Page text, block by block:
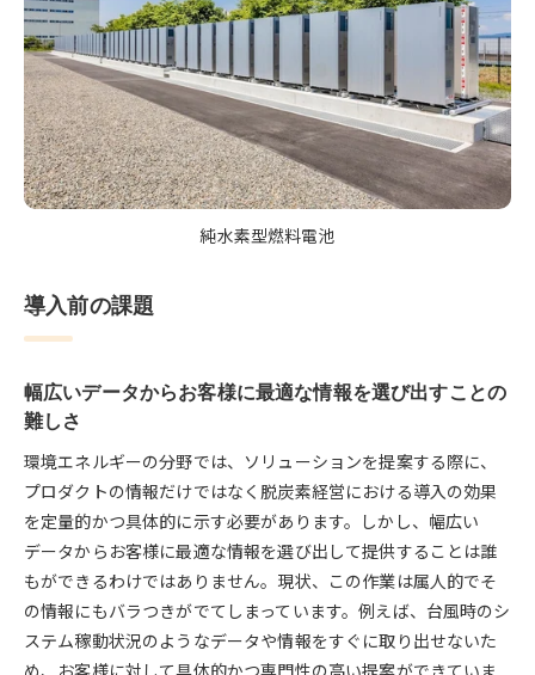
純水素型燃料電池
導入前の課題
幅広いデータからお客様に最適な情報を選び出すことの
難しさ
環境エネルギーの分野では、ソリューションを提案する際に、
プロダクトの情報だけではなく脱炭素経営における導入の効果
を定量的かつ具体的に示す必要があります。しかし、幅広い
データからお客様に最適な情報を選び出して提供することは誰
もができるわけではありません。現状、この作業は属人的でそ
の情報にもバラつきがでてしまっています。例えば、台風時のシ
ステム稼動状況のようなデータや情報をすぐに取り出せないた
め、お客様に対して具体的かつ専門性の高い提案ができていま